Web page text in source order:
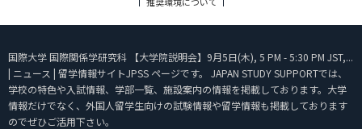
国際大学 国際関係学研究科 【大学院説明会】9月5日(木), 5 PM - 5:30 PM JST,...
| ニュース | 留学情報サイトJPSS ページです。 JAPAN STUDY SUPPORTでは、
学校の特色や入試情報、学部一覧、施設案内の情報を掲載しております。大学
情報だけでなく、外国人留学生向けの試験情報や留学情報も掲載しております
のでぜひご活用下さい。